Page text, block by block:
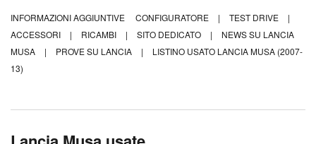
INFORMAZIONI AGGIUNTIVE CONFIGURATORE | TEST DRIVE
|
ACCESSORI
| RICAMBI | SITO DEDICATO |
NEWS SU LANCIA
MUSA
| PROVE SU LANCIA |
LISTINO USATO LANCIA MUSA (2007-
13)